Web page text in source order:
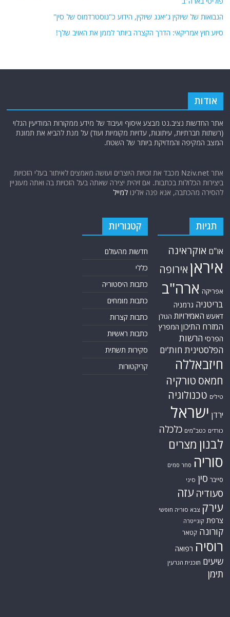
הנבואות של שיוקין ג'יאנג שיוקין, הידוע כ"נוסטרדמוס של סין"
סיוע חוץ אמריקאי: הדרך הקצרה ביותר לממן את האויב שלך!
אודות
אתר החדשות נציב.נט מבצע איסוף ועיבוד של מידע ממקורות המודיעין הגלוי
(רשתות חברתיות, עיתונות, עדויות מקומיות ועוד) על מנת להביא את תמונת
המצב המקיפה והמדויקת ביותר של השטח.
אתר Nziv.net מכבד את זכויות היוצרים ועושה מאמצים לאיתור בעלי הזכויות
ביצירות הכלולות בכתבות. אם זיהית יצירה שאתה בעל הזכויות בה ואתה מעוניין
להסירה מהכתבה, אנא פנה אלינולמייל
תגיות
או"ם אוקראינה
איראן אירופה
אפריקה ארה"ב
בריטניה גרמניה
דאעש האמירויות הגולן
המזרח התיכון המפרץ
הפרסי הרשות
הפלסטינית חות'ים
חיזבאללה
חמאס טורקיה
טילים טכנולוגיה
ירדן ישראל
כורדים כטב"מים כלכלה
לבנון מצרים
סוריה סחר סמים
סייבר סין סיני
סעודיה עזה
עירק צבא סוריה חופשי
צרפת קונייטרה
קורונה קטאר
רוסיה רפואה
שיעים תוכנית הגרעין
תימן
קטגוריות
חדשות מהעולם
כללי
כתבות היסטוריה
כתבות מומחים
כתבות קצרות
כתבות ראשיות
סקירות תשתית
קריקטורות